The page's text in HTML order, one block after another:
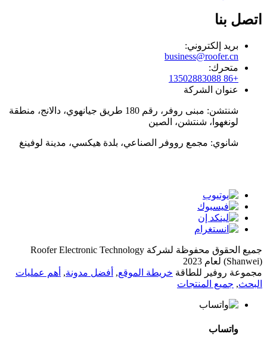
اتصل بنا
بريد إلكتروني:
business@roofer.cn
متحرك:
+86 13502883088
عنوان الشركة
شنتشن: مبنى روفر، رقم 180 طريق جيانهوي، دالانج، منطقة
لونغهوا، شنتشن، الصين
شانوي: مجمع رووفر الصناعي، بلدة هيكسي، مدينة لوفينغ
جميع الحقوق محفوظة لشركة Roofer Electronic Technology
(Shanwei) لعام 2023
مجموعة روفير للطاقة خريطة الموقع, أفضل مدونة, أهم عمليات
البحث, جميع المنتجات
واتساب